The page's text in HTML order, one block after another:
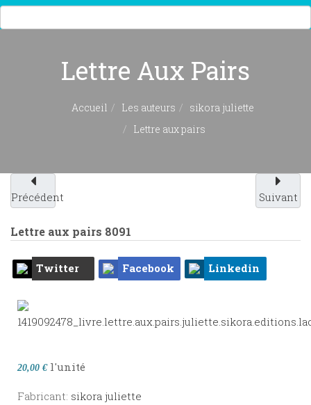
Lettre Aux Pairs
Accueil Les auteurs
sikora juliette
Lettre aux pairs
Précédent Suivant
Lettre aux pairs 8091
Twitter Facebook Linkedin
20,00 € l'unité
Fabricant: sikora juliette